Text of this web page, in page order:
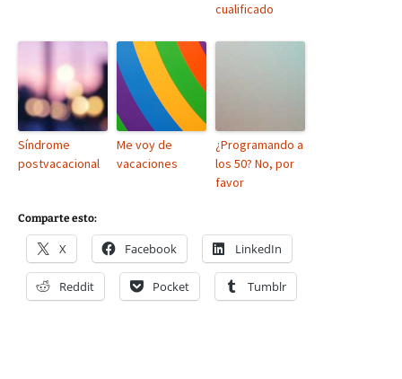
cualificado
Síndrome
postvacacional
Me voy de
vacaciones
¿Programando a
los 50? No, por
favor
Comparte esto:
X Facebook LinkedIn
Reddit Pocket Tumblr